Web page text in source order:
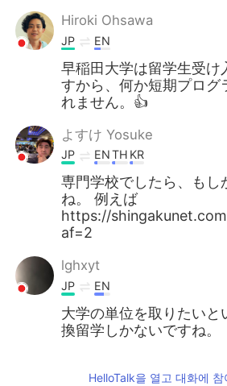
Indonesia
Türkçe Tiếng Việt
Português
Hiroki Ohsawa
JP EN
早稲田大学は留学生受け
すから、何か短期プログ
れません。👍
よすけ Yosuke
JP ENTH KR
専門学校でしたら、もし
ね。 例えば
https://
af=2
lghxyt
JP EN
大学の単位を取りたいと
換留学しかないですね。
HelloTalk을 열고 대화에 참